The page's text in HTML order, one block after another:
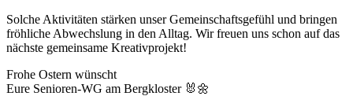
Solche Aktivitäten stärken unser Gemeinschaftsgefühl und bringen
fröhliche Abwechslung in den Alltag. Wir freuen uns schon auf das
nächste gemeinsame Kreativprojekt!
Frohe Ostern wünscht
Eure Senioren-WG am Bergkloster 🐰🌼